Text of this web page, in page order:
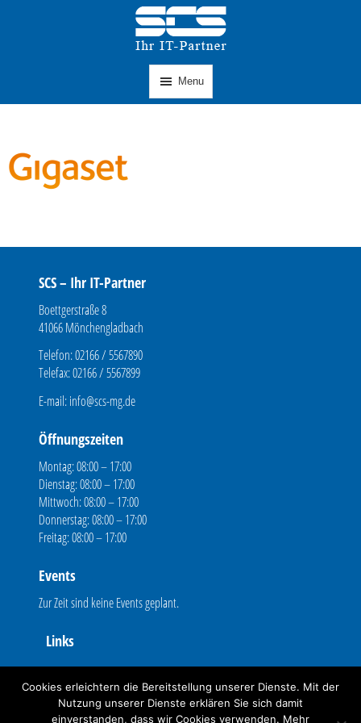
Menu
SCS – Ihr IT-Partner
Boettgerstraße 8
41066 Mönchengladbach
Telefon: 02166 / 5567890
Telefax: 02166 / 5567899
E-mail:info@scs-mg.de
Öffnungszeiten
Montag: 08:00 – 17:00
Dienstag: 08:00 – 17:00
Mittwoch: 08:00 – 17:00
Donnerstag: 08:00 – 17:00
Freitag: 08:00 – 17:00
Events
Zur Zeit sind keine Events geplant.
Links
Fernwartung
Kontakt
Cookies erleichtern die Bereitstellung unserer Dienste. Mit der
Nutzung unserer Dienste erklären Sie sich damit
einverstanden, dass wir Cookies verwenden. Mehr